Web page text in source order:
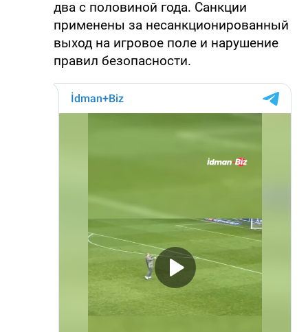
два с половиной года. Санкции
применены за несанкционированный
выход на игровое поле и нарушение
правил безопасности.